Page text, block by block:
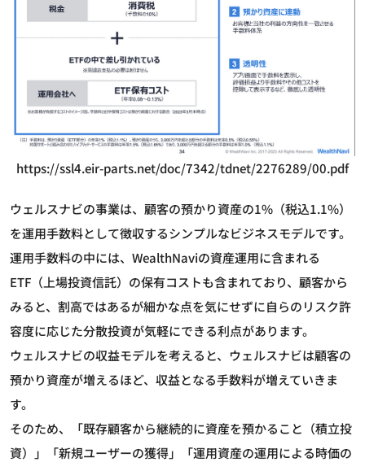
https://ssl4.eir-parts.net/doc/7342/tdnet/2276289/00.pdf
ウェルスナビの事業は、顧客の預かり資産の1%（税込1.1%）
を運用手数料として徴収するシンプルなビジネスモデルです。
運用手数料の中には、WealthNaviの資産運用に含まれる
ETF（上場投資信託）の保有コストも含まれており、顧客から
みると、割高ではあるが細かな点を気にせずに自らのリスク許
容度に応じた分散投資が気軽にできる利点があります。
ウェルスナビの収益モデルを考えると、ウェルスナビは顧客の
預かり資産が増えるほど、収益となる手数料が増えていきま
す。
そのため、「既存顧客から継続的に資産を預かること（積立投
資）」「新規ユーザーの獲得」「運用資産の運用による時価の